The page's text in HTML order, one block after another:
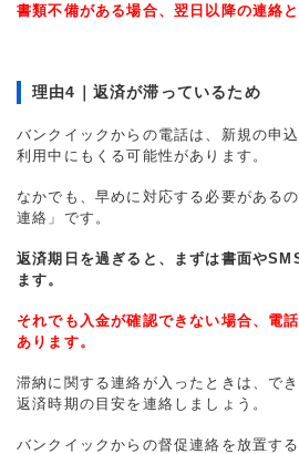
書類不備がある場合、翌日以降の連絡
理由4｜返済が滞っているため
バンクイックからの電話は、新規の申
利用中にもくる可能性があります。
なかでも、早めに対応する必要がある
連絡」です。
返済期日を過ぎると、まずは書面や
ます。
それでも入金が確認できない場合、電
あります。
滞納に関する連絡が入ったときは、で
返済時期の目安を連絡しましょう。
バンクイックからの督促連絡を放置す